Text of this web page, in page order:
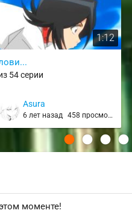
1:12
54 серии
Asura
6 лет назад 458 просмотров
моменте!